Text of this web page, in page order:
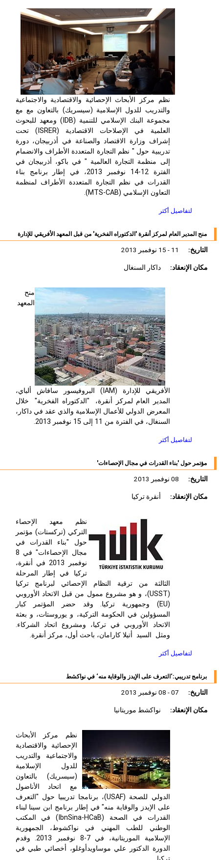
نظم مركز الأبحاث الإحصائية والاقتصادية والاجتماعية
والتدريب للدول الإسلامية (سيسريك) بالتعاون مع مع
مجموعة البنك الإسلامي للتنمية (IDB) ومعهد للبحوث
العلمية في الإصلاحات الاقتصادية (ISRER) تحت
إشراف وزارة الاقتصاد والصناعة في أذربيجان، دورة
تدريبية حول " نظم التجارة المتعددة الأطراف والانضمام
إلى منظمة التجارة العالمية " في باكو، أذربيجان في
الفترة 12-14 نوفمبر 2013، في إطار برنامج بناء
القدرات في نظم التجارة المتعددة الأطراف لمنظمة
التعاون الإسلامي (MTS-CAB).
لتفاصيل أكثر
منح المدير العام لمركز أنقرة 'الدكتوراه الفخرية' من قبل المعهد الأفريقي للإدارة
التاريخ:
مكان الإنعقاد:
داكار السنغال
منح
المعهد
الأفريقي للإدارة (IAM) البروفيسور سافاش ألباي،
المدير العام لمركز أنقرة، "الدكتوراه الفخرية" خلال
المعرض الدولي للأعمال الإسلامية والذي عقد في داكار،
السنغال، في الفترة من 11 إلى 15 نوفمبر 2013.
لتفاصيل أكثر
مؤتمر حول 'بناء القدرات في مجال الإحصاءات'
التاريخ:
مكان الإنعقاد:
أنقرة تركيا
نظم معهد الإحصاء
التركي (تركستات) مؤتمر
حول "بناء القدرات في
مجال الإحصاءات" في 8
نوفمبر 2013 في أنقرة،
تركيا في إطار المرحلة
الثالثة من ترقية النظام الإحصائي لبرنامج تركيا
(USST)، و هو مشروع ممول من قبل الاتحاد الأوروبي
(EU) وجمهورية تركيا. وقد حضر المؤتمر كبار
المسؤولين في الحكومة التركية، و يوروستات، و بعثة
الاتحاد الأوروبي في تركيا، ومشروع اتحاد الشركاء.
ومثل السيد أتيلا كارامان، باحث أول، مركز أنقرة.
لتفاصيل أكثر
برنامج تدريبي:‘التعرف على الإيدز والوقاية منه‘ في نواكشط
التاريخ:
مكان الإنعقاد:
نواكشط موريتانيا
نظم مركز الأبحاث
الإحصائية والاقتصادية
والاجتماعية والتدريب
للدول الإسلامية
(سيسريك) بالتعاون
مع اتحاد الأناضول
الدولي للصحة (USAF)، برنامجا تدريبيا حول "التعرف
على الإيدز والوقاية منه" في إطار برنامج ابن سينا لبناء
القدرات في الصحة (IbnSina-HCaB) في المكتب
الوطني للطب المهني في نواكشوط، الجمهورية
الإسلامية الموريتانية، في 7-8 نوفمبر 2013. وقدم
الدورة الدكتور علي موساويدأوغلو، أخصائي طبي في